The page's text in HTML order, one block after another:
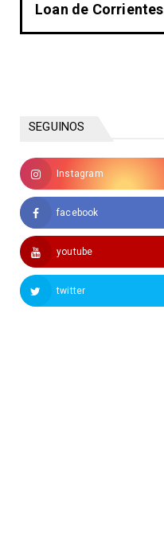
Loan de Corrientes
SEGUINOS
Instagram
facebook
youtube
twitter